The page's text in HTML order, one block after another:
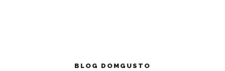
BLOG DOMGUSTO